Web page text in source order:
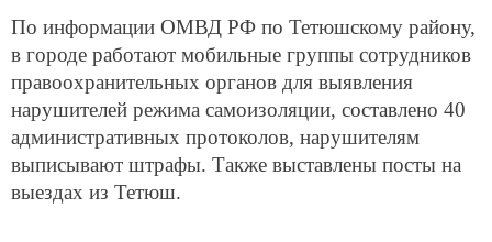
По информации ОМВД РФ по Тетюшскому району,
в городе работают мобильные группы сотрудников
правоохранительных органов для выявления
нарушителей режима самоизоляции, составлено 40
административных протоколов, нарушителям
выписывают штрафы. Также выставлены посты на
выездах из Тетюш.